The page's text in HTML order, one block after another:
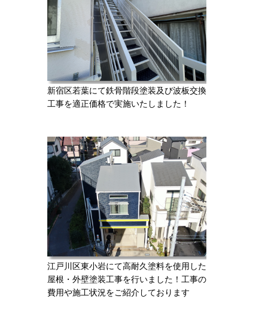
新宿区若葉にて鉄骨階段塗装及び波板交換
工事を適正価格で実施いたしました！
江戸川区東小岩にて高耐久塗料を使用した
屋根・外壁塗装工事を行いました！工事の
費用や施工状況をご紹介しております